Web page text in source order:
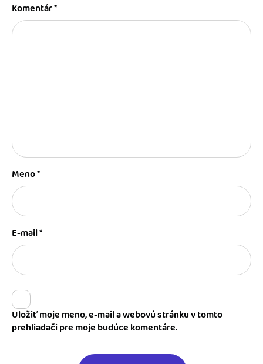
Komentár*
Meno*
E-mail*
Uložiť moje meno, e-mail a webovú stránku v tomto
prehliadači pre moje budúce komentáre.